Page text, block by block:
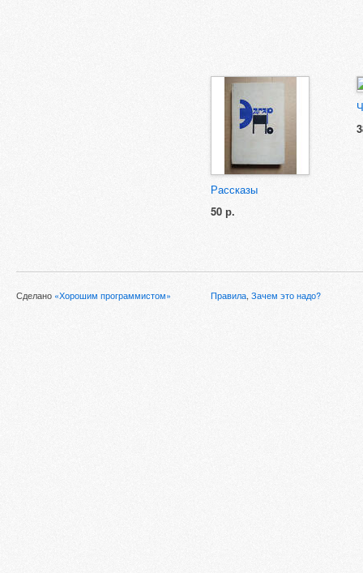
Рассказы
50 р.
Сделано «Хорошим программистом» Правила, Зачем это надо?